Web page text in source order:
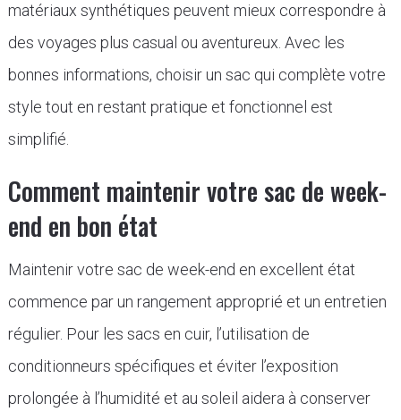
matériaux synthétiques peuvent mieux correspondre à
des voyages plus casual ou aventureux. Avec les
bonnes informations, choisir un sac qui complète votre
style tout en restant pratique et fonctionnel est
simplifié.
Comment maintenir votre sac de week-
end en bon état
Maintenir votre sac de week-end en excellent état
commence par un rangement approprié et un entretien
régulier. Pour les sacs en cuir, l’utilisation de
conditionneurs spécifiques et éviter l’exposition
prolongée à l’humidité et au soleil aidera à conserver